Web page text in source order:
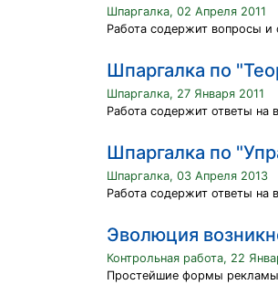
Шпаргалка, 02 Апреля 2011
Работа содержит вопросы и
Шпаргалка по
Шпаргалка, 27 Января 2011
Работа содержит ответы на
Шпаргалка по
Шпаргалка, 03 Апреля 2013
Работа содержит ответы на
Эволюция
Контрольная работа, 22
Простейшие формы рекламы